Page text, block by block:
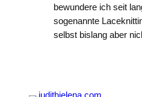
bewundere ich seit
sogenannte
selbst bislang aber